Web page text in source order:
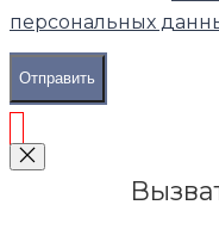
персональных
Отправить